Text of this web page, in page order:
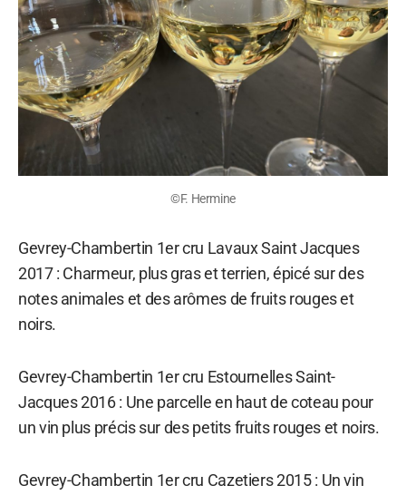
©F. Hermine
Gevrey-Chambertin 1er cru Lavaux Saint Jacques
2017 : Charmeur, plus gras et terrien, épicé sur des
notes animales et des arômes de fruits rouges et
noirs.
Gevrey-Chambertin 1er cru Estournelles Saint-
Jacques 2016 : Une parcelle en haut de coteau pour
un vin plus précis sur des petits fruits rouges et noirs.
Gevrey-Chambertin 1er cru Cazetiers 2015 : Un vin